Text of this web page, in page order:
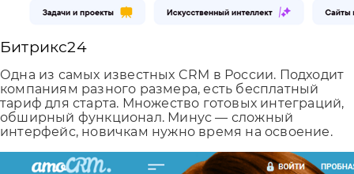
Битрикс24
Одна из самых известных CRM в России. Подходит
компаниям разного размера, есть бесплатный
тариф для старта. Множество готовых интеграций,
обширный функционал. Минус — сложный
интерфейс, новичкам нужно время на освоение.